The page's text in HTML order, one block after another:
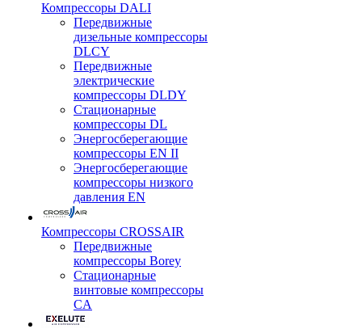
Компрессоры DALI
Передвижные
дизельные компрессоры
DLCY
Передвижные
электрические
компрессоры DLDY
Стационарные
компрессоры DL
Энергосберегающие
компрессоры EN II
Энергосберегающие
компрессоры низкого
давления EN
Компрессоры CROSSAIR
Передвижные
компрессоры Borey
Стационарные
винтовые компрессоры
CA